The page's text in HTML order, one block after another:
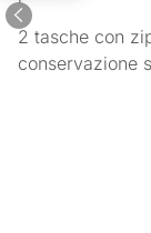
2 tasche con
conservazione